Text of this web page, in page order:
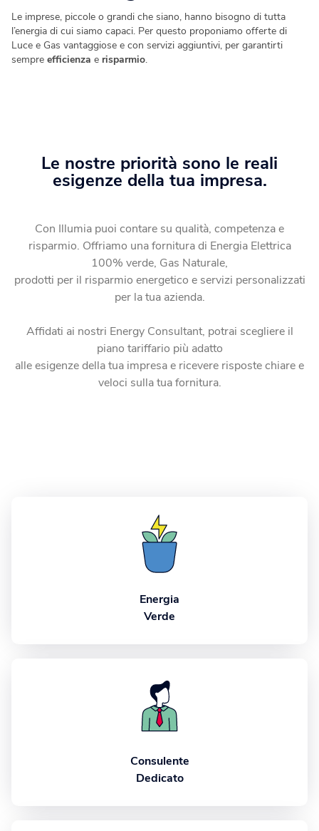
Verifica Copertura
Verifica se la tua casa è coperta dalla fibra
Fotovoltaico
La tua casa diventa energia elettrica pulita.
Produci energia energia elettrica dal tuo balcone.
Calore ed efficienza in un’unica scelta.
Blog
Le imprese, piccole o grandi che siano, hanno bisogno di tutta
l’energia di cui siamo capaci. Per questo proponiamo offerte di
Luce e Gas vantaggiose e con servizi aggiuntivi, per garantirti
sempre efficienza e risparmio.
Le nostre priorità sono le reali
esigenze della tua impresa.
Con Illumia puoi contare su qualità, competenza e
risparmio. Offriamo una fornitura di Energia Elettrica
100% verde, Gas Naturale,
prodotti per il risparmio energetico e servizi personalizzati
per la tua azienda.
Affidati ai nostri Energy Consultant, potrai scegliere il
piano tariffario più adatto
alle esigenze della tua impresa e ricevere risposte chiare e
veloci sulla tua fornitura.
Energia
Verde
Consulente
Dedicato